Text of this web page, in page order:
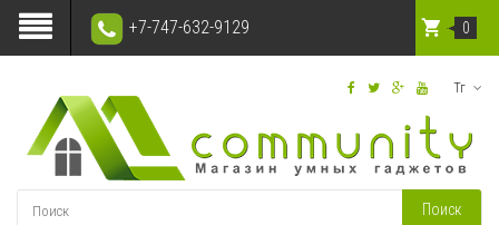
+7-747-632-9129
Тг
Поиск
0